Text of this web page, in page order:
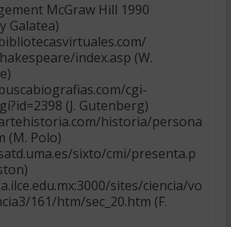
McGraw Hill 1990
Galatea)
index.asp (W.
cgi-
(J. Gutenberg)
historia/persona
(M. Polo)
sixto/cmi/presenta.p
sites/ciencia/vo
161/htm/sec_20.htm (F.